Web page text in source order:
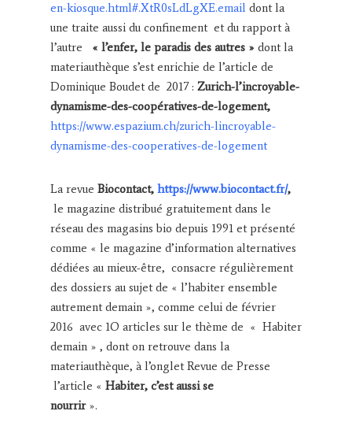
en-kiosque.html#.XtR0sLdLgXE.email dont la
une traite aussi du confinement et du rapport à
l’autre « l’enfer, le paradis des autres » dont la
materiauthèque s’est enrichie de l’article de
Dominique Boudet de 2017 : Zurich-l’incroyable-
dynamisme-des-coopératives-de-logement,
https://www.espazium.ch/zurich-lincroyable-
dynamisme-des-cooperatives-de-logement
La revue Biocontact, https://www.biocontact.fr/,
le magazine distribué gratuitement dans le
réseau des magasins bio depuis 1991 et présenté
comme « le magazine d’information alternatives
dédiées au mieux-être, consacre régulièrement
des dossiers au sujet de « l’habiter ensemble
autrement demain », comme celui de février
2016 avec 1O articles sur le thème de « Habiter
demain » , dont on retrouve dans la
materiauthèque, à l’onglet Revue de Presse
l’article « Habiter, c’est aussi se
nourrir».